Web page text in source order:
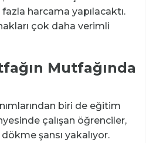
harcama yapılacaktı.
çok daha verimli
Mutfağında
biri de eğitim
çalışan öğrenciler,
şansı yakalıyor.